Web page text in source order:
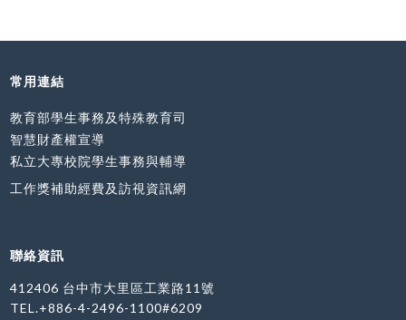
常用連結
教育部學生事務及特殊教育司
智慧財產權宣導
私立大專校院學生事務與輔導
工作獎補助經費及訪視資訊網
聯絡資訊
412406 台中市大里區工業路11號
TEL.+886-4-2496-1100#6209